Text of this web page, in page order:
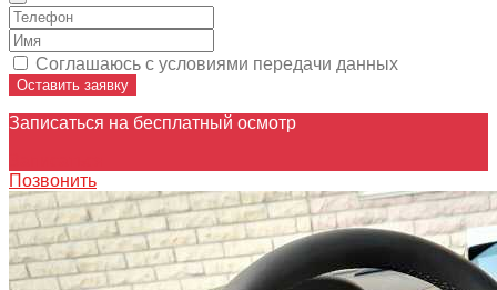
Соглашаюсь с условиями передачи данных
Оставить заявку
Записаться на бесплатный осмотр
Позвонить